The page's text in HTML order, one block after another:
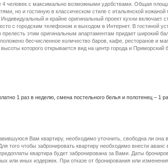
4 человек с максимально возможными удобствами. Общая
но и гостиную в классическом стиле с итальянской
и крайне оригинальный проект кухни
с городским телефоном и выходом в Интернет. В гостиной
прелесть этим оригинальным апартаментам придает широкий
бесчисленное количество баров, кафе, ресторанов и
которого открывается вид на центр города и Приморский
1 раз в неделю, смена постельного белья и полотенец – 1
Вам квартиру, необходимо уточнить, свободна ли
того чтобы забронировать квартиру необходимо внести
квартира будет забронирована за Вами. Даты
или иных издержек. При отказе от бронирования или